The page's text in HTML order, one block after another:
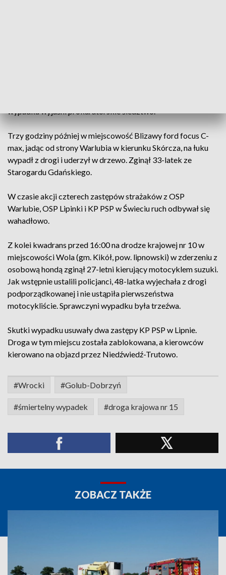
wypadku wyjaśni prokuratorskie śledztwo.
Trzy godziny później w miejscowość Blizawy ford focus C-
max, jadąc od strony Warlubia w kierunku Skórcza, na łuku
wypadł z drogi i uderzył w drzewo. Zginął 33-latek ze
Starogardu Gdańskiego.
W czasie akcji czterech zastępów strażaków z OSP
Warlubie, OSP Lipinki i KP PSP w Świeciu ruch odbywał się
wahadłowo.
Z kolei kwadrans przed 16:00 na drodze krajowej nr 10 w
miejscowości Wola (gm. Kikół, pow. lipnowski) w zderzeniu z
osobową hondą zginął 27-letni kierujący motocyklem suzuki.
Jak wstępnie ustalili policjanci, 48-latka wyjechała z drogi
podporządkowanej i nie ustąpiła pierwszeństwa
motocykliście. Sprawczyni wypadku była trzeźwa.
Skutki wypadku usuwały dwa zastępy KP PSP w Lipnie.
Droga w tym miejscu została zablokowana, a kierowców
kierowano na objazd przez Niedźwiedź-Trutowo.
#Wrocki #Golub-Dobrzyń
#śmiertelny wypadek #droga krajowa nr 15
ZOBACZ TAKŻE